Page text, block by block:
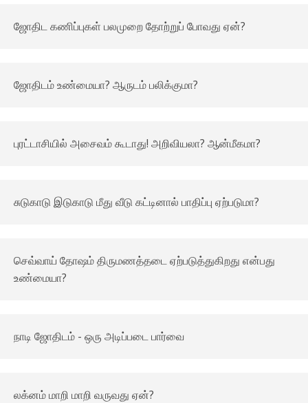
ஜோதிட கணிப்புகள் பலமுறை தோற்றுப் போவது ஏன்?
ஜோதிடம் உண்மையா? ஆருடம் பலிக்குமா?
புரட்டாசியில் அசைவம் கூடாது! அறிவியலா? ஆன்மீகமா?
சுடுகாடு இடுகாடு மீது வீடு கட்டினால் பாதிப்பு ஏற்படுமா?
செவ்வாய் தோஷம் திருமணத்தடை ஏற்படுத்துகிறது என்பது
உண்மையா?
நாடி ஜோதிடம் - ஒரு அடிப்படை பார்வை
லக்னம் மாறி மாறி வருவது ஏன்?